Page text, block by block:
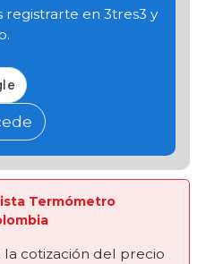
en 3tres3 y
Termómetro
cotización del precio